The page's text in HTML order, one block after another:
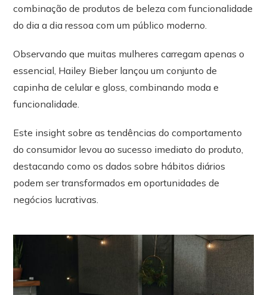
combinação de produtos de beleza com funcionalidade
do dia a dia ressoa com um público moderno.
Observando que muitas mulheres carregam apenas o
essencial, Hailey Bieber lançou um conjunto de
capinha de celular e gloss, combinando moda e
funcionalidade.
Este insight sobre as tendências do comportamento
do consumidor levou ao sucesso imediato do produto,
destacando como os dados sobre hábitos diários
podem ser transformados em oportunidades de
negócios lucrativas.